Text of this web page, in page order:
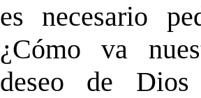
es necesario
¿Cómo va
deseo de Dios